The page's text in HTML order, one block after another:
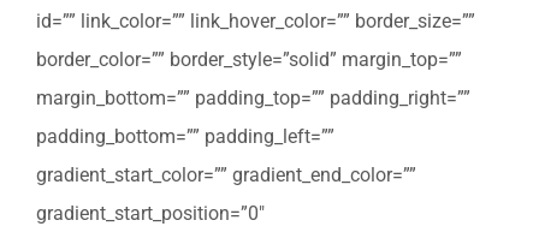
id=”” link_color=”” link_hover_color=”” border_size=””
border_color=”” border_style=”solid” margin_top=””
margin_bottom=”” padding_top=”” padding_right=””
padding_bottom=”” padding_left=””
gradient_start_color=”” gradient_end_color=””
gradient_start_position=”0″